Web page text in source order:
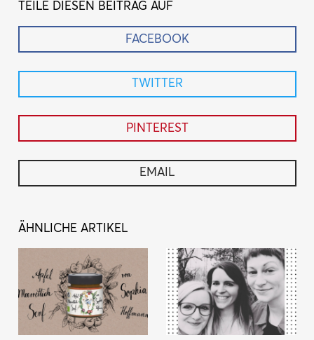
TEILE DIESEN BEITRAG AUF
FACEBOOK
TWITTER
PINTEREST
EMAIL
ÄHNLICHE ARTIKEL